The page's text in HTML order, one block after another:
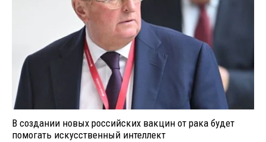
В создании новых российских вакцин от рака будет
помогать искусственный интеллект